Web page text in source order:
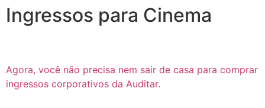
Ingressos para Cinema
Agora, você não precisa nem sair de casa para comprar
ingressos corporativos da Auditar.